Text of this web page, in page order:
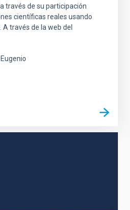
través de su participación
científicas reales usando
través de la web del